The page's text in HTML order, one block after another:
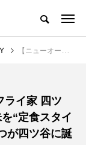
【ニューオープン｜熟成とんかつ フライ家 四ツ谷】ミシュラン・ビブグルマンの味を“定食スタイル”で。日常に寄り添う極上とんかつが四ツ谷に誕生。
ライ家 四ツ
“定食スタイ
が四ツ谷に誕